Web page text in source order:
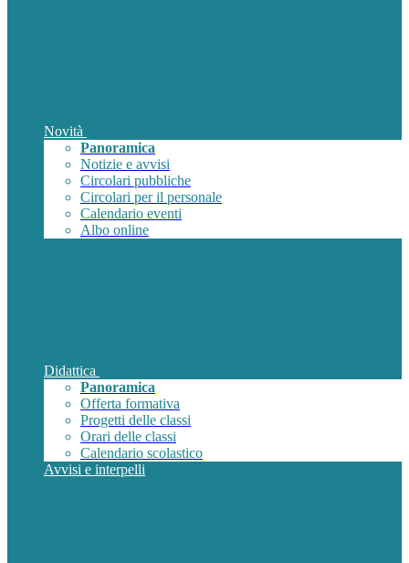
Novità
Panoramica
Notizie e avvisi
Circolari pubbliche
Circolari per il personale
Calendario eventi
Albo online
Didattica
Panoramica
Offerta formativa
Progetti delle classi
Orari delle classi
Calendario scolastico
Avvisi e interpelli